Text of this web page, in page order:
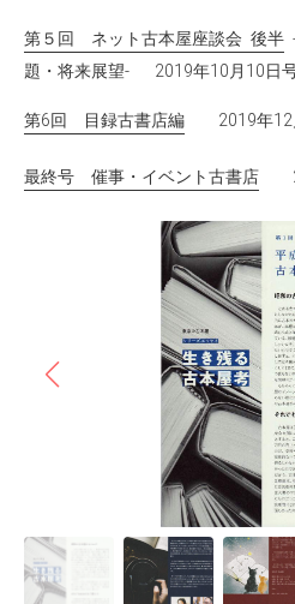
第５回 ネット古本屋座談会 後半
題・将来展望- 2019年10月10日
第6回 目録古書店編 2019年12
最終号 催事・イベント古書店